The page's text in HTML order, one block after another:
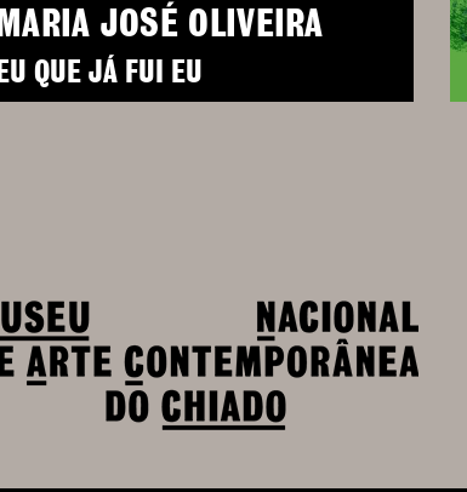
MARIA JOSÉ OLIVEIRA
EU QUE JÁ FUI EU